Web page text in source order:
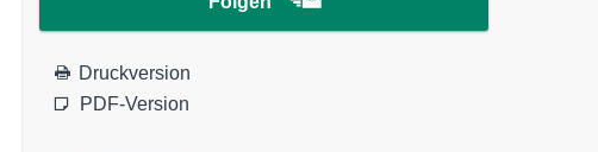
Druckversion
PDF-Version